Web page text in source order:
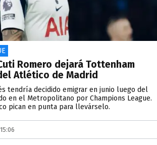
Romero dejará Tottenham
Atlético de Madrid
tendría decidido emigrar en junio luego del
en el Metropolitano por Champions League.
pican en punta para llevárselo.